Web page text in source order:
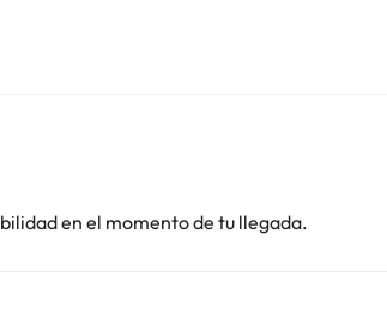
en el momento de tu llegada.